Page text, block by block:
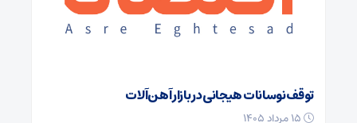
توقف نوسانات هیجانی در بازار آهن‌آلات